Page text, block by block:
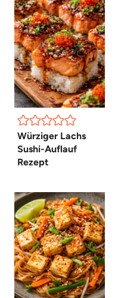
Würziger Lachs
Sushi-Auflauf
Rezept